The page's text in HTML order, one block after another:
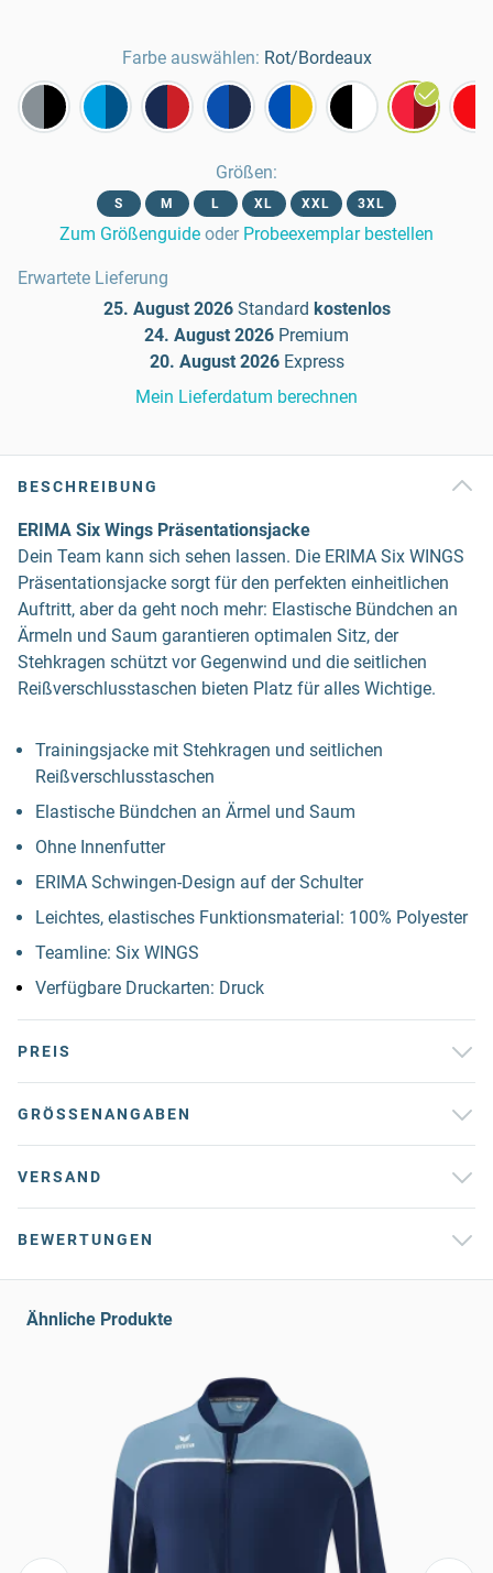
Farbe auswählen: Rot/Bordeaux
Größen:
S M L XL XXL 3XL
Zum Größenguide oder Probeexemplar bestellen
Erwartete Lieferung
25. August 2026 Standard kostenlos
24. August 2026 Premium
20. August 2026 Express
Mein Lieferdatum berechnen
BESCHREIBUNG
ERIMA Six Wings Präsentationsjacke
Dein Team kann sich sehen lassen. Die ERIMA Six WINGS
Präsentationsjacke sorgt für den perfekten einheitlichen
Auftritt, aber da geht noch mehr: Elastische Bündchen an
Ärmeln und Saum garantieren optimalen Sitz, der
Stehkragen schützt vor Gegenwind und die seitlichen
Reißverschlusstaschen bieten Platz für alles Wichtige.
Trainingsjacke mit Stehkragen und seitlichen
Reißverschlusstaschen
Elastische Bündchen an Ärmel und Saum
Ohne Innenfutter
ERIMA Schwingen-Design auf der Schulter
Leichtes, elastisches Funktionsmaterial: 100% Polyester
Teamline: Six WINGS
Verfügbare Druckarten: Druck
PREIS
GRÖSSENANGABEN
VERSAND
BEWERTUNGEN
Ähnliche Produkte